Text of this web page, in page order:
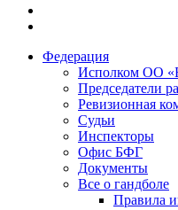
Федерация
Исполком ОО
Председатели
Ревизионная
Судьи
Инспекторы
Офис БФГ
Документы
Все о гандболе
Правила